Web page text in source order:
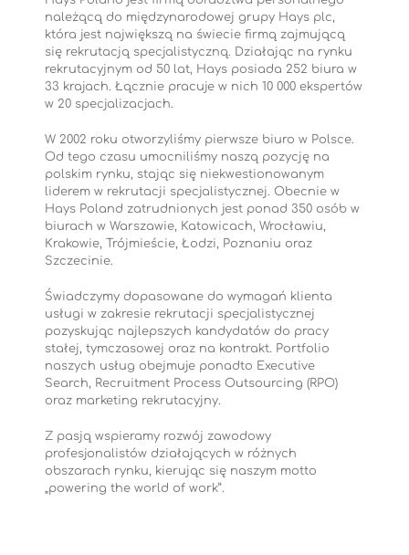
należącą do międzynarodowej grupy Hays plc,
która jest największą na świecie firmą zajmującą
się rekrutacją specjalistyczną. Działając na rynku
rekrutacyjnym od 50 lat, Hays posiada 252 biura w
33 krajach. Łącznie pracuje w nich 10 000 ekspertów
w 20 specjalizacjach.
W 2002 roku otworzyliśmy pierwsze biuro w Polsce.
Od tego czasu umocniliśmy naszą pozycję na
polskim rynku, stając się niekwestionowanym
liderem w rekrutacji specjalistycznej. Obecnie w
Hays Poland zatrudnionych jest ponad 350 osób w
biurach w Warszawie, Katowicach, Wrocławiu,
Krakowie, Trójmieście, Łodzi, Poznaniu oraz
Szczecinie.
Świadczymy dopasowane do wymagań klienta
usługi w zakresie rekrutacji specjalistycznej
pozyskując najlepszych kandydatów do pracy
stałej, tymczasowej oraz na kontrakt. Portfolio
naszych usług obejmuje ponadto Executive
Search, Recruitment Process Outsourcing (RPO)
oraz marketing rekrutacyjny.
Z pasją wspieramy rozwój zawodowy
profesjonalistów działających w różnych
obszarach rynku, kierując się naszym motto
„powering the world of work”.